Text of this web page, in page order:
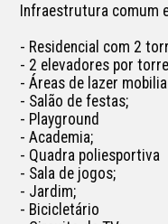
Infraestrutura comum
- Residencial com 2
- 2 elevadores por
- Áreas de lazer
- Salão de festas;
- Playground
- Academia;
- Quadra poliesportiva
- Sala de jogos;
- Jardim;
- Bicicletário